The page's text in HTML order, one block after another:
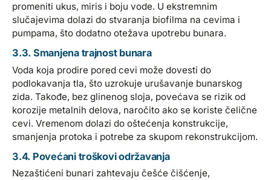
promeniti ukus, miris i boju vode. U ekstremnim
slučajevima dolazi do stvaranja biofilma na cevima i
pumpama, što dodatno otežava upotrebu bunara.
3.3. Smanjena trajnost bunara
Voda koja prodire pored cevi može dovesti do
podlokavanja tla, što uzrokuje urušavanje bunarskog
zida. Takođe, bez glinenog sloja, povećava se rizik od
korozije metalnih delova, naročito ako se koriste čelične
cevi. Vremenom dolazi do oštećenja konstrukcije,
smanjenja protoka i potrebe za skupom rekonstrukcijom.
3.4. Povećani troškovi održavanja
Nezaštićeni bunari zahtevaju češće čišćenje,